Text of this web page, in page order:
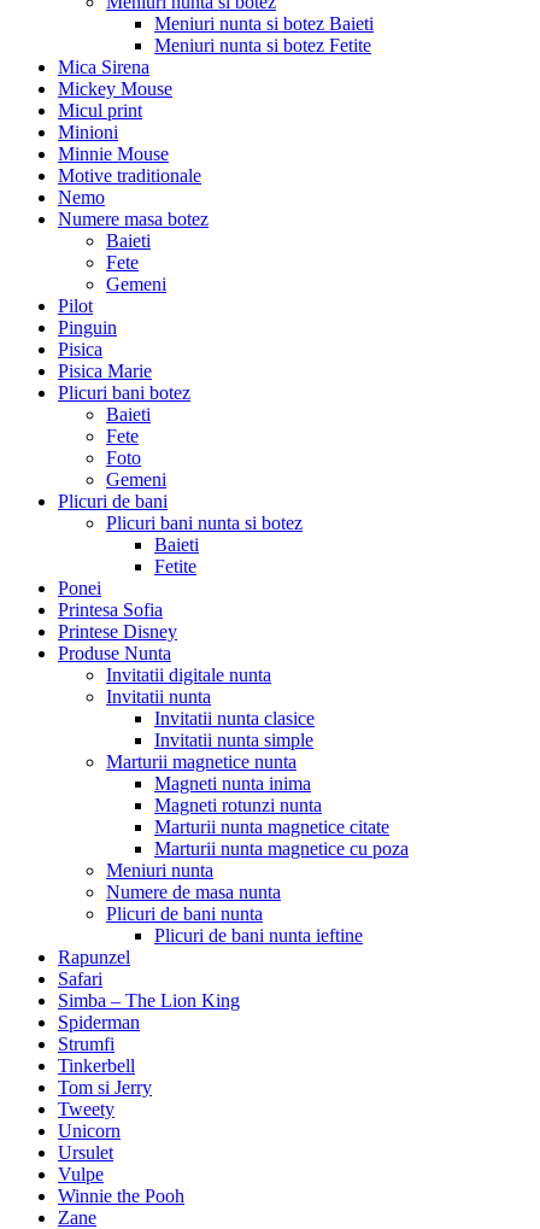
Meniuri nunta si botez Baieti
Meniuri nunta si botez Fetite
Mica Sirena
Mickey Mouse
Micul print
Minioni
Minnie Mouse
Motive traditionale
Nemo
Numere masa botez
Baieti
Fete
Gemeni
Pilot
Pinguin
Pisica
Pisica Marie
Plicuri bani botez
Baieti
Fete
Foto
Gemeni
Plicuri de bani
Plicuri bani nunta si botez
Baieti
Fetite
Ponei
Printesa Sofia
Printese Disney
Produse Nunta
Invitatii digitale nunta
Invitatii nunta
Invitatii nunta clasice
Invitatii nunta simple
Marturii magnetice nunta
Magneti nunta inima
Magneti rotunzi nunta
Marturii nunta magnetice citate
Marturii nunta magnetice cu poza
Meniuri nunta
Numere de masa nunta
Plicuri de bani nunta
Plicuri de bani nunta ieftine
Rapunzel
Safari
Simba – The Lion King
Spiderman
Strumfi
Tinkerbell
Tom si Jerry
Tweety
Unicorn
Ursulet
Vulpe
Winnie the Pooh
Zane